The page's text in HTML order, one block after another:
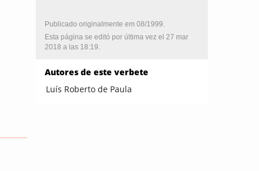
Publicado originalmente em 08/1999.
Esta página se editó por última vez el 27 mar
2018 a las 18:19.
Autores de este verbete
Luís Roberto de Paula